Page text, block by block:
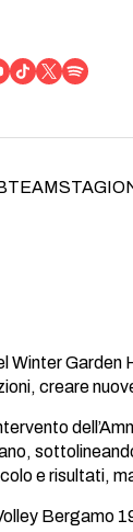
TEAM
Winter
creare
e risultati,
Bergamo